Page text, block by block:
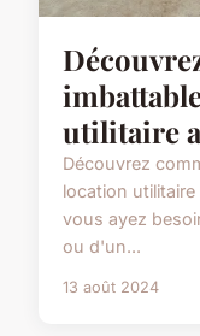
utilitaire
Découvrez
location
vous ayez
ou d'un...
13 août 2024